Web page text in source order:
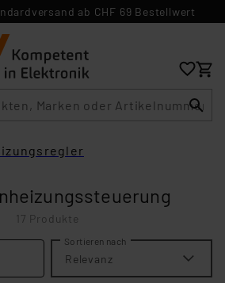
ab CHF 69 Bestellwert
17 Produkte
Sortieren nach
Relevanz